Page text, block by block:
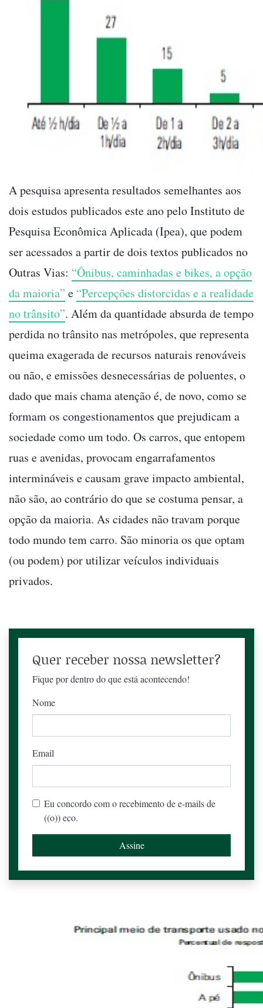
A pesquisa apresenta resultados semelhantes aos
dois estudos publicados este ano pelo Instituto de
Pesquisa Econômica Aplicada (Ipea), que podem
ser acessados a partir de dois textos publicados no
Outras Vias: “Ônibus, caminhadas e bikes, a opção
da maioria” e “Percepções distorcidas e a realidade
no trânsito”. Além da quantidade absurda de tempo
perdida no trânsito nas metrópoles, que representa
queima exagerada de recursos naturais renováveis
ou não, e emissões desnecessárias de poluentes, o
dado que mais chama atenção é, de novo, como se
formam os congestionamentos que prejudicam a
sociedade como um todo. Os carros, que entopem
ruas e avenidas, provocam engarrafamentos
intermináveis e causam grave impacto ambiental,
não são, ao contrário do que se costuma pensar, a
opção da maioria. As cidades não travam porque
todo mundo tem carro. São minoria os que optam
(ou podem) por utilizar veículos individuais
privados.
Quer receber nossa newsletter?
Fique por dentro do que está acontecendo!
Nome
Email
Eu concordo com o recebimento de e-mails de
((o)) eco.